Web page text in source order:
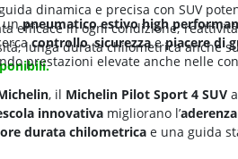
dinamica e precisa con SUV
efficace in ogni condizione;
lunga durata chilometrica anche
unpneumatico estivo high
controllo,sicurezzaepiacere di
prestazioni elevate anche nelle
, il Michelin Pilot Sport 4 SUV
innovativa migliorano l’aderenza
durata chilometrica e una guida